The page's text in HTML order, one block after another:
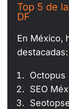
Top 5 de
DF
En México,
destacadas:
Octopus
SEO